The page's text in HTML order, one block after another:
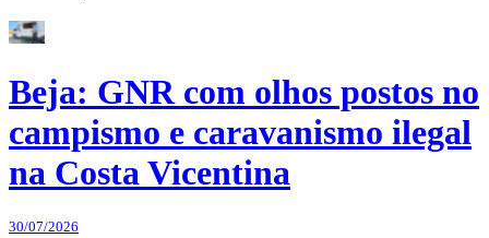
Beja: GNR com olhos postos no
campismo e caravanismo ilegal
na Costa Vicentina
30/07/2026